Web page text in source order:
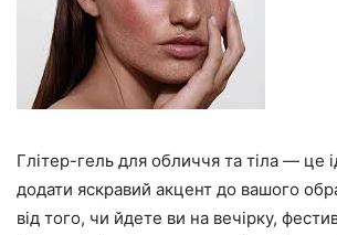
Глітер-гель для обличчя та тіла — це
додати яскравий акцент до вашого
від того, чи йдете ви на вечірку,